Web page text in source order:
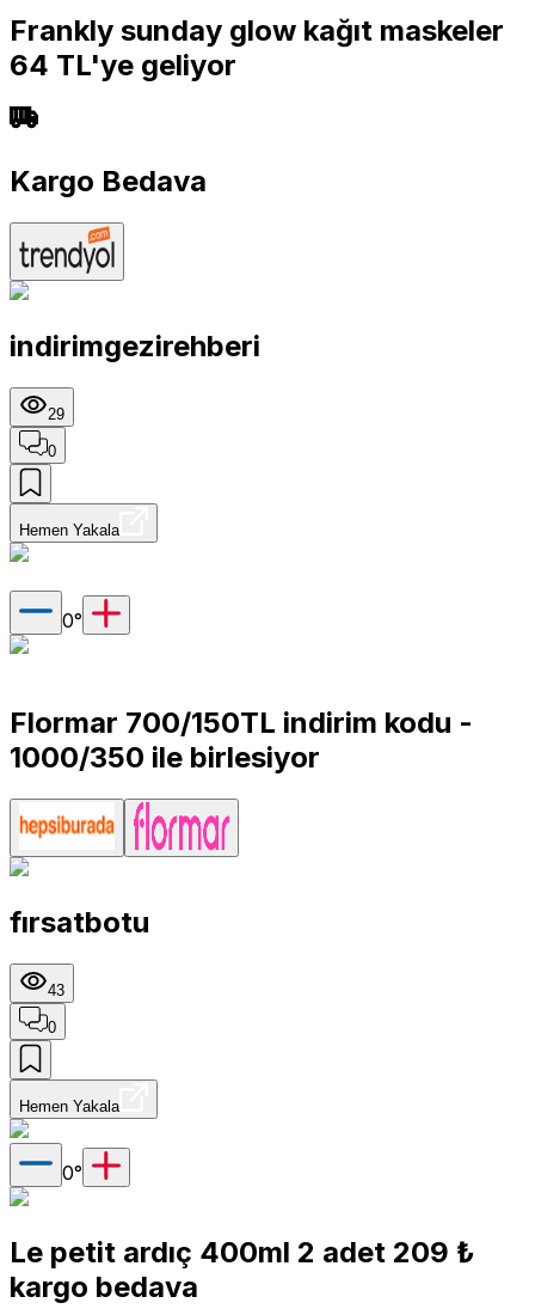
Frankly sunday glow kağıt maskeler
64 TL'ye geliyor
Kargo Bedava
indirimgezirehberi
29
0
Hemen Yakala
0°
Flormar 700/150TL indirim kodu -
1000/350 ile birlesiyor
fırsatbotu
43
0
Hemen Yakala
0°
Le petit ardıç 400ml 2 adet 209 ₺
kargo bedava